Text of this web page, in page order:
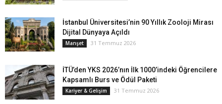
İstanbul Üniversitesi’nin 90 Yıllık Zooloji Mirası
Dijital Dünyaya Açıldı
Manşet 31 Temmuz 2026
İTÜ’den YKS 2026’nın İlk 1000’indeki Öğrencilere
Kapsamlı Burs ve Ödül Paketi
Kariyer & Gelişim 31 Temmuz 2026